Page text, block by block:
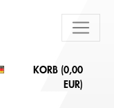
KORB (0,00
EUR)